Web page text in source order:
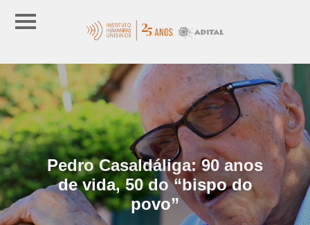
Pedro Casaldáliga: 90 anos
de vida, 50 do “bispo do
povo”